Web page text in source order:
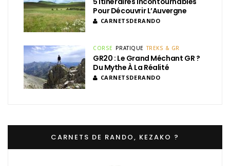
Pour Découvrir L’Auvergne
CARNETSDERANDO
CORSE PRATIQUE TREKS & GR
GR20 : Le Grand Méchant GR ?
Du Mythe À La Réalité
CARNETSDERANDO
CARNETS DE RANDO, KEZAKO ?